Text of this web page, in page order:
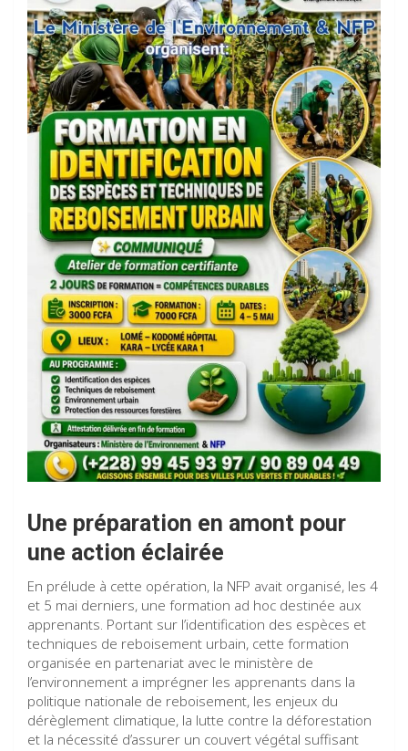
Une préparation en amont pour
une action éclairée
En prélude à cette opération, la NFP avait organisé, les 4
et 5 mai derniers, une formation ad hoc destinée aux
apprenants. Portant sur l’identification des espèces et
techniques de reboisement urbain, cette formation
organisée en partenariat avec le ministère de
l’environnement a imprégner les apprenants dans la
politique nationale de reboisement, les enjeux du
dérèglement climatique, la lutte contre la déforestation
et la nécessité d’assurer un couvert végétal suffisant